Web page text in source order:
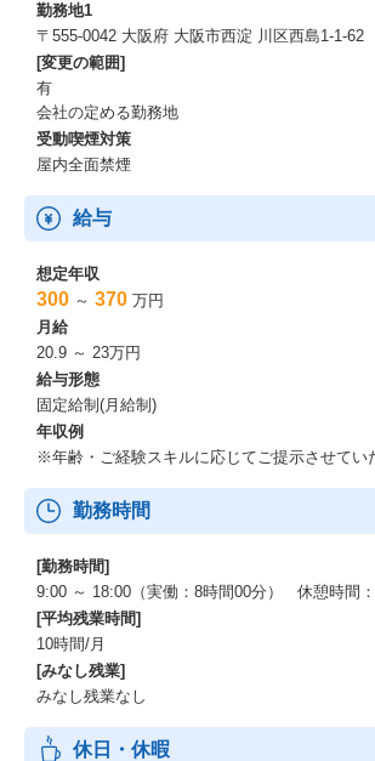
勤務地1
〒555-0042 大阪府 大阪市西淀 川区西島1-1-62
[変更の範囲]
有
会社の定める勤務地
受動喫煙対策
屋内全面禁煙
給与
想定年収
300 ～ 370 万円
月給
20.9 ～ 23万円
給与形態
固定給制(月給制)
年収例
※年齢・ご経験スキルに応じてご提示させてい
勤務時間
[勤務時間]
9:00 ～ 18:00（実働：8時間00分） 休憩時間
[平均残業時間]
10時間/月
[みなし残業]
みなし残業なし
休日・休暇